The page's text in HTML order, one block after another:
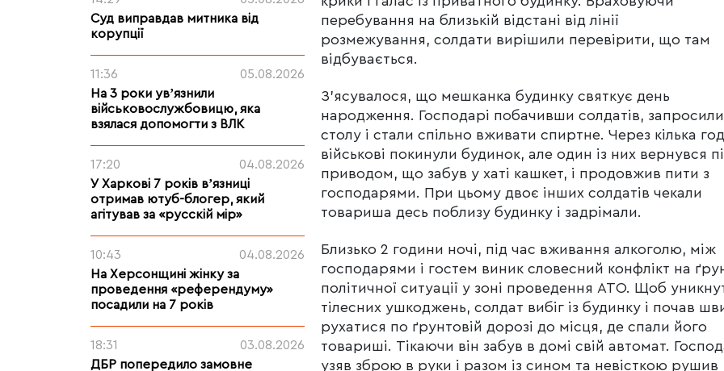
Суд виправдав митника від
корупції
11:36
05.08.2026
На 3 роки увʼязнили
військовослужбовицю, яка
взялася допомогти з ВЛК
17:20
04.08.2026
У Харкові 7 років вʼязниці
отримав ютуб-блогер, який
агітував за «русскій мір»
10:43
04.08.2026
На Херсонщині жінку за
проведення «референдуму»
посадили на 7 років
18:31
03.08.2026
ДБР попередило замовне
перебування на близькій відстані від лінії
розмежування, солдати вирішили перевірити, що там
відбувається.
З’ясувалося, що мешканка будинку святкує день
народження. Господарі побачивши солдатів, запросили
столу і стали спільно вживати спиртне. Через кілька
військові покинули будинок, але один із них вернувся
приводом, що забув у хаті кашкет, і продовжив пити з
господарями. При цьому двоє інших солдатів чекали
товариша десь поблизу будинку і задрімали.
Близько 2 години ночі, під час вживання алкоголю, між
господарями і гостем виник словесний конфлікт на
політичної ситуації у зоні проведення АТО. Щоб
тілесних ушкоджень, солдат вибіг із будинку і почав
рухатися по ґрунтовій дорозі до місця, де спали його
товариші. Тікаючи він забув в домі свій автомат.
узяв зброю в руки і разом із сином та невісткою рушив